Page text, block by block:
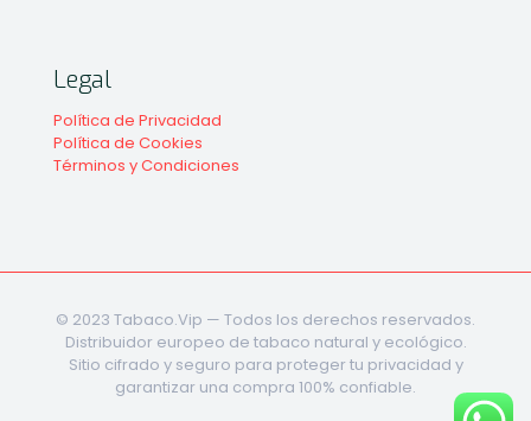
Legal
Política de Privacidad
Política de Cookies
Términos y Condiciones
© 2023 Tabaco.Vip — Todos los derechos reservados.
Distribuidor europeo de tabaco natural y ecológico.
Sitio cifrado y seguro para proteger tu privacidad y
garantizar una compra 100% confiable.